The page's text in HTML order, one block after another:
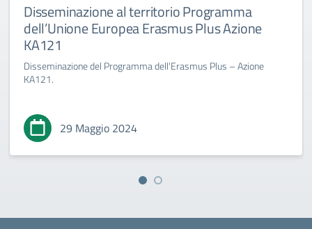
Disseminazione al territorio Programma
dell’Unione Europea Erasmus Plus Azione
KA121
Disseminazione del Programma dell'Erasmus Plus – Azione
KA121.
29 Maggio 2024